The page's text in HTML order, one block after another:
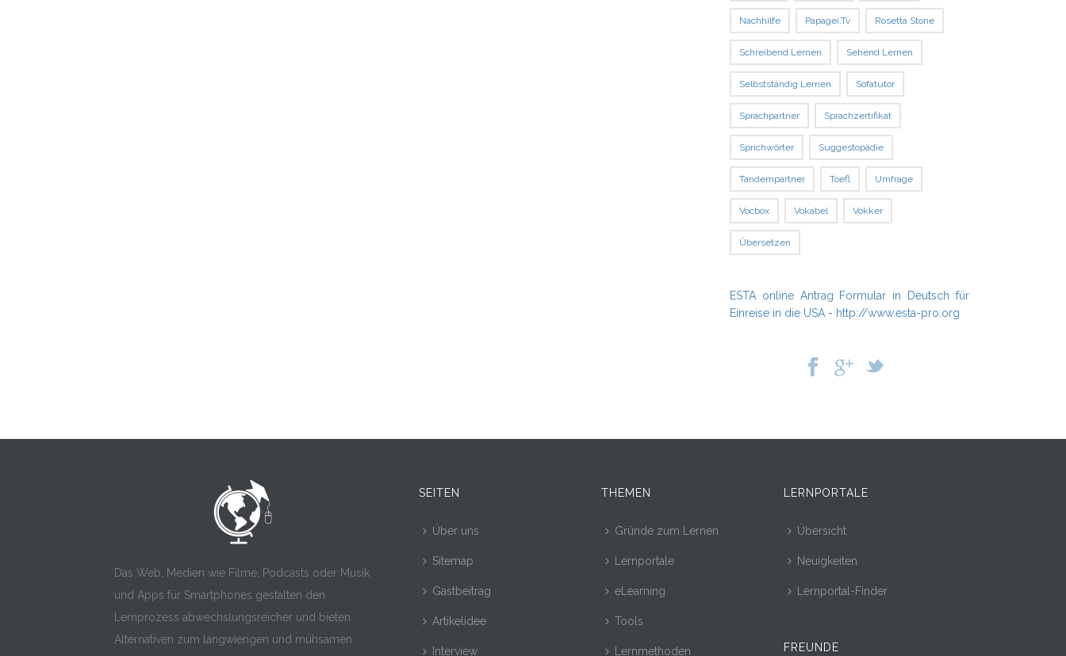
Nachhilfe Papagei.tv Rosetta Stone
Schreibend Lernen Sehend Lernen
Selbstständig Lernen Sofatutor
Sprachpartner Sprachzertifikat
Sprichwörter Suggestopädie
Tandempartner Toefl Umfrage
Vocbox Vokabel Vokker
Übersetzen
ESTA online Antrag Formular in Deutsch für
Einreise in die USA - http://www.esta-pro.org
Das Web, Medien wie Filme, Podcasts oder Musik
und Apps für Smartphones gestalten den
Lernprozess abwechslungsreicher und bieten
Alternativen zum langwierigen und mühsamen
SEITEN
Über uns
Sitemap
Gastbeitrag
Artikelidee
Interview
THEMEN
Gründe zum Lernen
Lernportale
eLearning
Tools
Lernmethoden
LERNPORTALE
Übersicht
Neuigkeiten
Lernportal-Finder
FREUNDE